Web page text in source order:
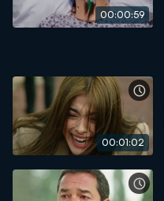
00:00:59
00:01:02